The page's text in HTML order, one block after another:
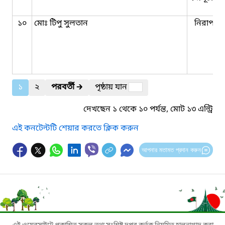
১০ মোঃ টিপু সুলতান নিরাপত্তা
১ ২ পরবর্তী🡲
পৃষ্ঠায় যান
দেখছেন ১ থেকে ১০ পর্যন্ত, মোট ১৩ এন্ট্রি
এই কনটেন্টটি শেয়ার করতে ক্লিক করুন
আপনার মতামত প্রদান করুন